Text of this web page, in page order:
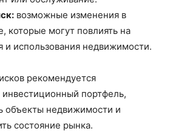
возможные изменения в
которые могут повлиять на
и использования недвижимости.
рекомендуется
портфель,
объекты недвижимости и
состояние рынка.